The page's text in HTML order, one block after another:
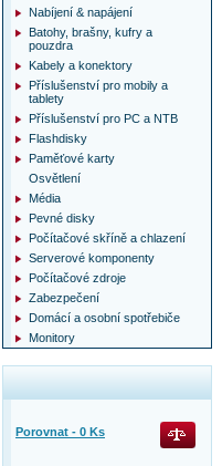
Nabíjení & napájení
Batohy, brašny, kufry a
pouzdra
Kabely a konektory
Příslušenství pro mobily a
tablety
Příslušenství pro PC a NTB
Flashdisky
Paměťové karty
Osvětlení
Média
Pevné disky
Počítačové skříně a chlazení
Serverové komponenty
Počítačové zdroje
Zabezpečení
Domácí a osobní spotřebiče
Monitory
Porovnat - 0 Ks